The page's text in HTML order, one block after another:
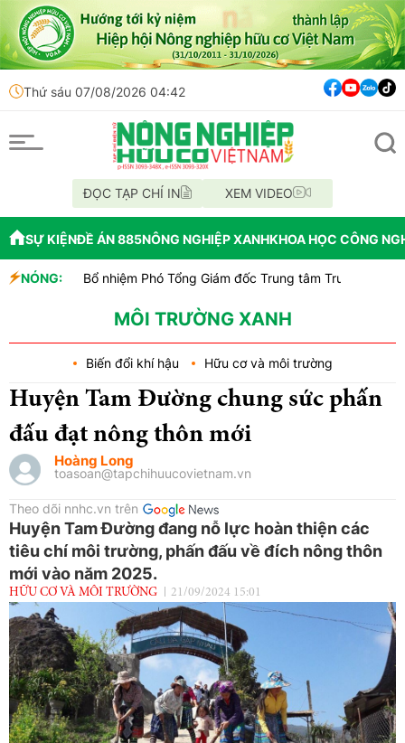
Thứ sáu 07/08/2026 04:42
ĐỌC TẠP CHÍ IN XEM VIDEO
SỰ KIỆNĐỀ ÁN 885NÔNG NGHIỆP XANHKHOA HỌC CÔNG
NÓNG:
Bổ nhiệm Phó Tổng Giám đốc Trung tâm Truyền thông -
Bắc Ninh công bố quy hoạch chiến lược, chính thức đạt tiêu
MÔI TRƯỜNG XANH
Biến đổi khí hậu Hữu cơ và môi trường
Huyện Tam Đường chung sức phấn
đấu đạt nông thôn mới
Hoàng Long
toasoan@tapchihuucovietnam.vn
Theo dõi nnhc.vn trên
Huyện Tam Đường đang nỗ lực hoàn thiện các
tiêu chí môi trường, phấn đấu về đích nông thôn
mới vào năm 2025.
HỮU CƠ VÀ MÔI TRƯỜNG 21/09/2024 15:01